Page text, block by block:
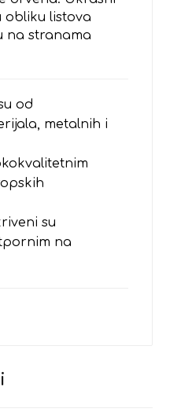
obliku listova
na stranama
od
metalnih i
su
na